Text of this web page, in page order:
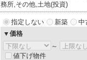
務所,その他,土地(投資)
指定しない 新築
中
▼価格
～
値下げ物件